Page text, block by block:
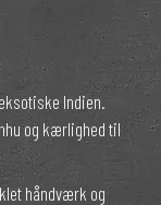
Indien.
og kærlighed til
håndværk og